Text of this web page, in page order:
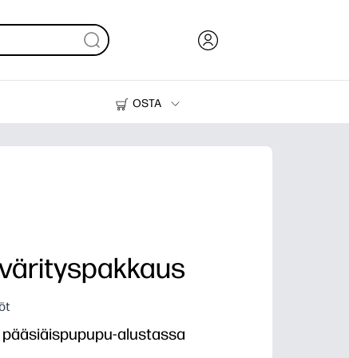
OSTA
Tulostimet
alustassa